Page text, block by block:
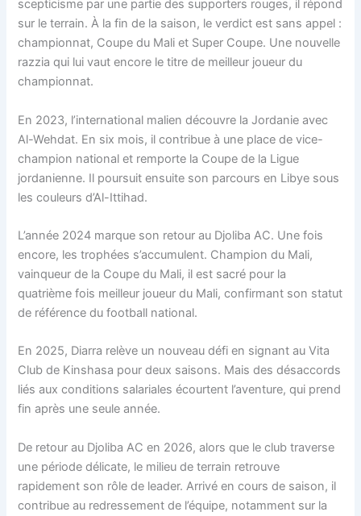
scepticisme par une partie des supporters rouges, il répond
sur le terrain. À la fin de la saison, le verdict est sans appel :
championnat, Coupe du Mali et Super Coupe. Une nouvelle
razzia qui lui vaut encore le titre de meilleur joueur du
championnat.
En 2023, l’international malien découvre la Jordanie avec
Al-Wehdat. En six mois, il contribue à une place de vice-
champion national et remporte la Coupe de la Ligue
jordanienne. Il poursuit ensuite son parcours en Libye sous
les couleurs d’Al-Ittihad.
L’année 2024 marque son retour au Djoliba AC. Une fois
encore, les trophées s’accumulent. Champion du Mali,
vainqueur de la Coupe du Mali, il est sacré pour la
quatrième fois meilleur joueur du Mali, confirmant son statut
de référence du football national.
En 2025, Diarra relève un nouveau défi en signant au Vita
Club de Kinshasa pour deux saisons. Mais des désaccords
liés aux conditions salariales écourtent l’aventure, qui prend
fin après une seule année.
De retour au Djoliba AC en 2026, alors que le club traverse
une période délicate, le milieu de terrain retrouve
rapidement son rôle de leader. Arrivé en cours de saison, il
contribue au redressement de l’équipe, notamment sur la